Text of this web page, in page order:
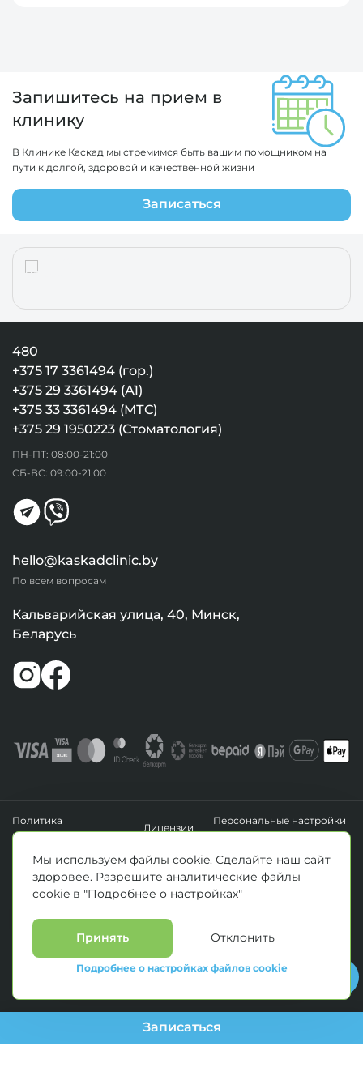
Записаться
Запишитесь на прием в
клинику
В Клинике Каскад мы стремимся быть вашим помощником на
пути к долгой, здоровой и качественной жизни
Записаться
480
+375 17 3361494 (гор.)
+375 29 3361494 (А1)
+375 33 3361494 (МТС)
+375 29 1950223 (Стоматология)
ПН-ПТ: 08:00-21:00
СБ-ВС: 09:00-21:00
hello@kaskadclinic.by
По всем вопросам
Кальварийская улица, 40, Минск,
Беларусь
Политика
конфиденциальности
Лицензии
Персональные настройки
файлов cookie
Зарегистрировано Минским горисполкомом 14.04.2020 г.
© Все права защищены 2026. ООО «Клиника Каскад»
Материалы, размещенные на данной странице, носят информационный
должны использовать их в качестве медицинских рекомендаций.
Определение диагноза и выбор методики лечения остается исключительной
прерогативой вашего лечащего врача! * Цены, указанные на сайте
приведены как справочная информация и не являются публичной офертой.
С полным прейскурантом на оказываемые медицинские услуги можно
Мы используем файлы cookie. Сделайте наш сайт
здоровее. Разрешите аналитические файлы
cookie в "Подробнее о настройках"
Принять Отклонить
Подробнее о настройках файлов cookie